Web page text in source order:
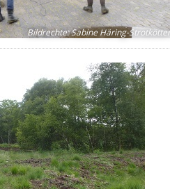
Bildrechte:Sabine Häring-